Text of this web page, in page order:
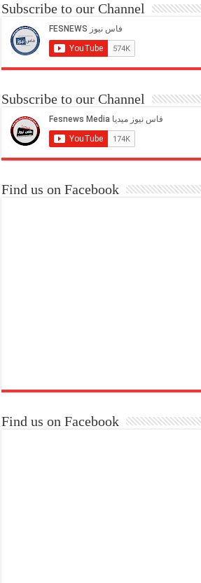
Subscribe to our Channel
Subscribe to our Channel
Find us on Facebook
Find us on Facebook